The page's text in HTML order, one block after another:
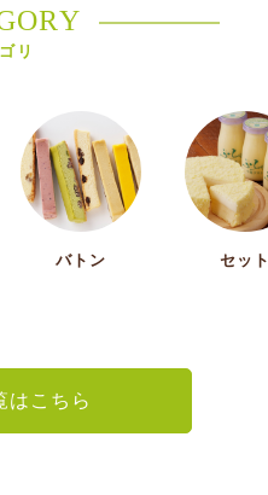
リ
バトン セット
はこちら